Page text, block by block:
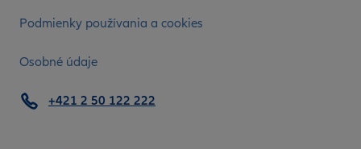
Podmienky používania a cookies
Osobné údaje
+421 2 50 122 222